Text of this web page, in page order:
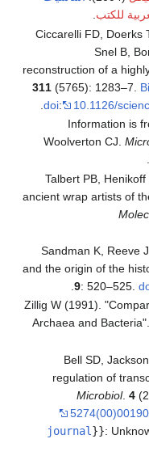
للكتب.
Ciccarelli FD, Doerks
Snel B,
reconstruction of a
311 (5765): 1283–7.
doi: 10.1126/
.
Information is
Woolverton CJ.
Talbert PB,
ancient wrap artists of
Sandman K, Reeve
and the origin of the
9: 520–525.
.
Zillig W (1991).
Archaea and
Bell SD,
regulation of
Microbiol.4
journal }}: